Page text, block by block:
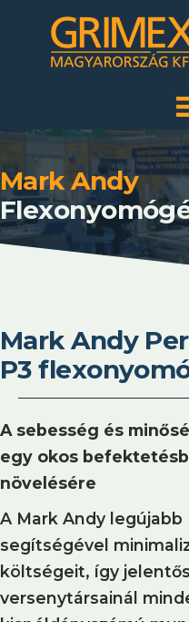
Mark Andy
Mark Andy
P3
A sebesség és
egy okos
növelésére
A Mark Andy
segítségével
költségeit, így
versenytársainál